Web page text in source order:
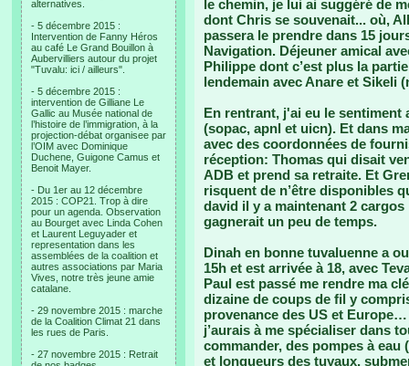
alternatives.
- 5 décembre 2015 :
Intervention de Fanny Héros
au café Le Grand Bouillon à
Aubervilliers autour du projet
"Tuvalu: ici / ailleurs".
- 5 décembre 2015 :
intervention de Gilliane Le
Gallic au Musée national de
l’histoire de l’immigration, à la
projection-débat organisee par
l’OIM avec Dominique
Duchene, Guigone Camus et
Benoit Mayer.
- Du 1er au 12 décembre
2015 : COP21. Trop à dire
pour un agenda. Observation
au Bourget avec Linda Cohen
et Laurent Leguyader et
representation dans les
assemblées de la coalition et
autres associations par Maria
Vives, notre très jeune amie
catalane.
- 29 novembre 2015 : marche
de la Coalition Climat 21 dans
les rues de Paris.
- 27 novembre 2015 : Retrait
le chemin, je lui ai suggéré de
dont Chris se souvenait... où,
passera le prendre dans 15
Navigation. Déjeuner amical
Philippe dont c’est plus la
lendemain avec Anare et Sikeli
En rentrant, j'ai eu le sentiment
(sopac, apnl et uicn). Et dans
avec des coordonnées de
réception: Thomas qui disait
ADB et prend sa retraite. Et
risquent de n’être disponibles
david il y a maintenant 2
gagnerait un peu de temps.
Dinah en bonne tuvaluenne a
15h et est arrivée à 18, avec
Paul est passé me rendre ma
dizaine de coups de fil y
provenance des US et
j’aurais à me spécialiser dans
commander, des pompes à eau
et longueurs des tuyaux,